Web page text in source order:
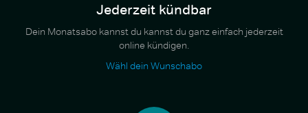
Jederzeit kündbar
Dein Monatsabo kannst du kannst du ganz einfach jederzeit
online kündigen.
Wähl dein Wunschabo